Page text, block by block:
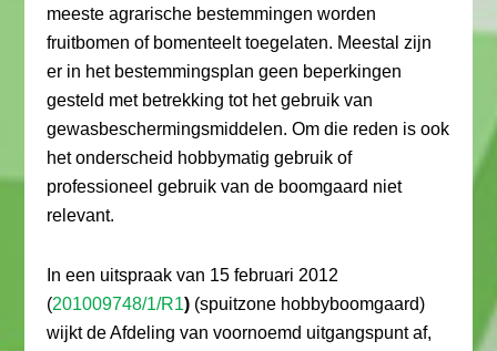
meeste agrarische bestemmingen worden
fruitbomen of bomenteelt toegelaten. Meestal zijn
er in het bestemmingsplan geen beperkingen
gesteld met betrekking tot het gebruik van
gewasbeschermingsmiddelen. Om die reden is ook
het onderscheid hobbymatig gebruik of
professioneel gebruik van de boomgaard niet
relevant.
In een uitspraak van 15 februari 2012
(201009748/1/R1) (spuitzone hobbyboomgaard)
wijkt de Afdeling van voornoemd uitgangspunt af,